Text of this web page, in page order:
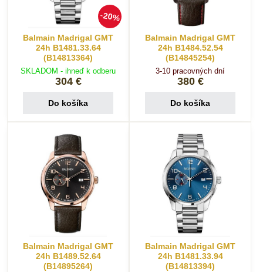
20%
Balmain Madrigal GMT
24h B1481.33.64
(B14813364)
SKLADOM - ihneď k odberu
304 €
Do košíka
Balmain Madrigal GMT
24h B1484.52.54
(B14845254)
3-10 pracovných dní
380 €
Do košíka
Balmain Madrigal GMT
24h B1489.52.64
(B14895264)
Balmain Madrigal GMT
24h B1481.33.94
(B14813394)